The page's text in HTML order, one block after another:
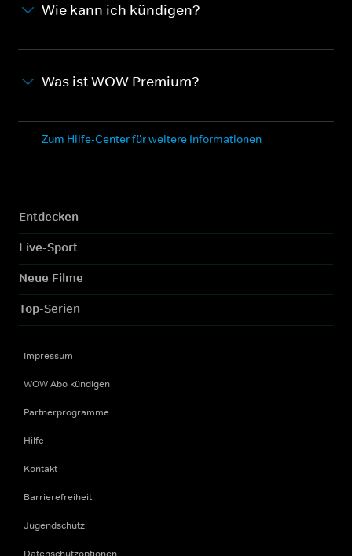
Wie kann ich kündigen?
Was ist WOW Premium?
Zum Hilfe-Center für weitere Informationen
Entdecken
Live-Sport
Neue Filme
Top-Serien
Impressum
WOW Abo kündigen
Partnerprogramme
Hilfe
Kontakt
Barrierefreiheit
Jugendschutz